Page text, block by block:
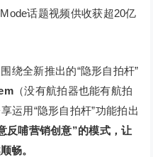
话题视频供收获超20亿
绕全新推出的“隐形自拍杆”
（没有航拍器也能有航拍
运用“隐形自拍杆”功能拍出
反哺营销创意”的模式，让
畅。